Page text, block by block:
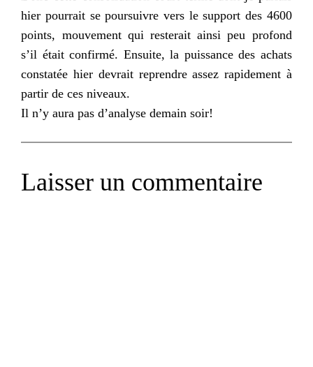
hier pourrait se poursuivre vers le support des 4600
points, mouvement qui resterait ainsi peu profond
s’il était confirmé. Ensuite, la puissance des achats
constatée hier devrait reprendre assez rapidement à
partir de ces niveaux.
Il n’y aura pas d’analyse demain soir!
Laisser un commentaire